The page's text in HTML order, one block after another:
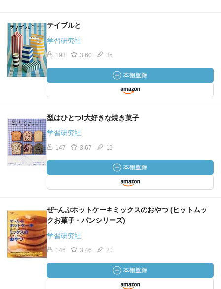
テイブルと
学習研究社
193 3.60 35
型はひとつ!大好きな焼き菓子
学習研究社
147 3.67 19
ぜ~んぶホットケーキミックスのおやつ (ヒットムッ
クお菓子・パンシリーズ)
学習研究社
146 3.46 20